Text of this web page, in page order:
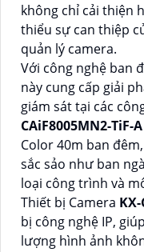
không chỉ cải thiện
thiểu sự can thiệp
quản lý camera.
Với công nghệ ban
này cung cấp giải
giám sát tại các
CAiF8005MN2-TiF-A
Color 40m ban
sắc sảo như ban
loại công trình và
Thiết bị Camera
bị công nghệ IP,
lượng hình ảnh